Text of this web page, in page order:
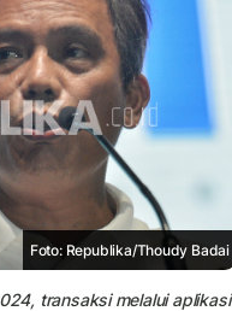
Foto: Republika/Thoudy Badai
transaksi melalui aplikasi